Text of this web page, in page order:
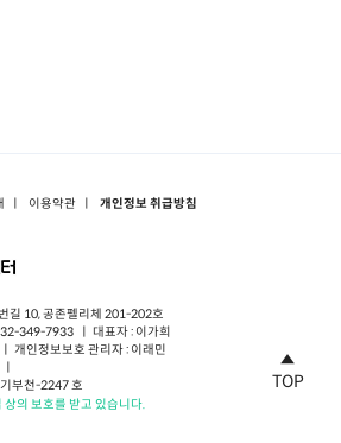
ㅣ 이용약관 ㅣ 개인정보 취급방침
길 10, 공존펠리체 201-202호
349-7933 ㅣ 대표자 : 이가희
개인정보보호 관리자 : 이래민
부천-2247 호
의 보호를 받고 있습니다.
TOP